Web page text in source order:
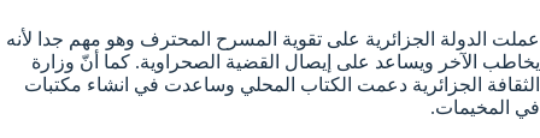
عملت الدولة الجزائرية على تقوية المسرح المحترف وهو مهم جدا لأنه
يخاطب الآخر ويساعد على إيصال القضية الصحراوية. كما أنّ وزارة
الثقافة الجزائرية دعمت الكتاب المحلي وساعدت في انشاء مكتبات
في المخيمات.